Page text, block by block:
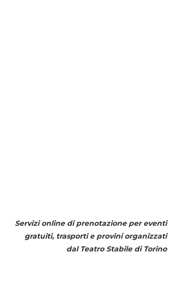
Servizi online di prenotazione per eventi
gratuiti, trasporti e provini organizzati
dal Teatro Stabile di Torino